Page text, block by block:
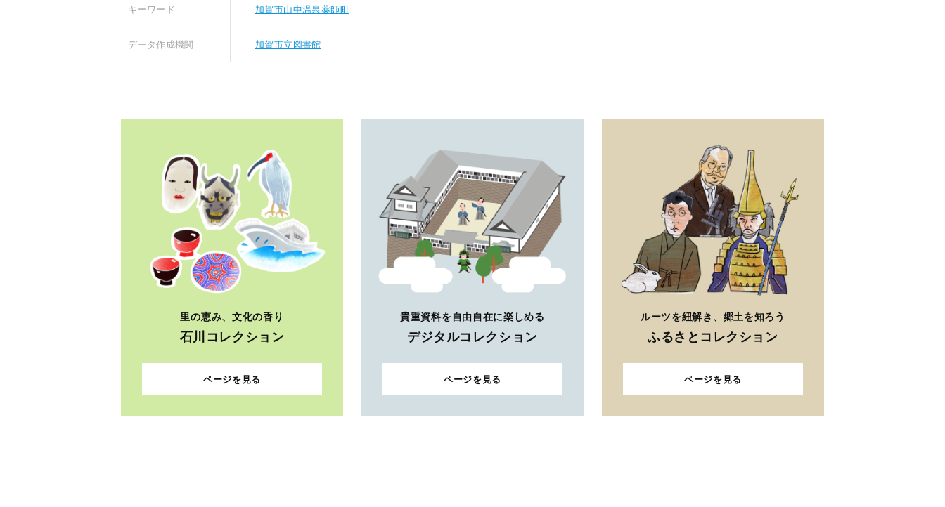
キーワード 加賀市山中温泉薬師町
データ作成機関 加賀市立図書館
里の恵み、文化の香り
石川コレクション
ページを見る
貴重資料を自由自在に楽しめる
デジタルコレクション
ページを見る
ルーツを紐解き、郷土を知ろう
ふるさとコレクション
ページを見る